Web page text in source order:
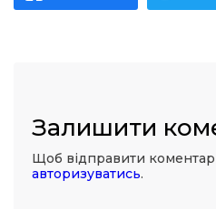
Залишити
Щоб відправити
авторизуватись.